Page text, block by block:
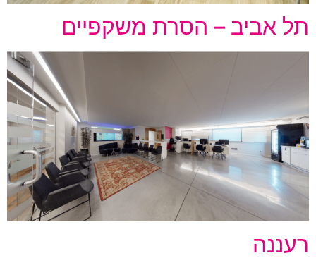
תל אביב – הסרת משקפיים
רעננה